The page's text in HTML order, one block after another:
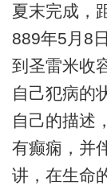
夏末完成，
889年5月8
到圣雷米收
自己犯病的
自己的描述
有癫痫，并
讲，在生命